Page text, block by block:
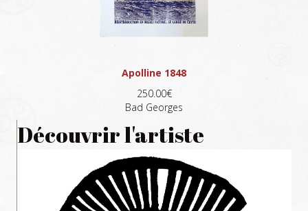
Apolline 1848
250.00€
Bad Georges
Découvrir l'artiste